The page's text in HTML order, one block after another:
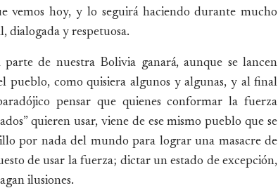
vemos hoy, y lo seguirá haciendo durante mucho
dialogada y respetuosa.
de nuestra Bolivia ganará, aunque se lancen
pueblo, como quisiera algunos y algunas, y al final
pensar que quienes conformar la fuerza
quieren usar, viene de ese mismo pueblo que se
por nada del mundo para lograr una masacre de
de usar la fuerza; dictar un estado de excepción,
ilusiones.